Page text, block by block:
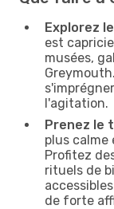
Explorez
est
musées,
l'agitation.
Prenez le
plus
Profitez
rituels de
de forte